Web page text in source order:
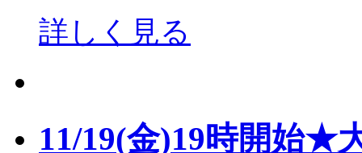
詳しく見る
11/19(金)19時開始★